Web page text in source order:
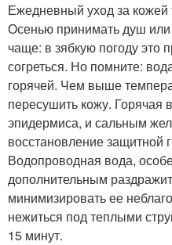
Ежедневный уход за кожей
Осенью принимать душ или
чаще: в зябкую погоду это
согреться. Но помните:
горячей. Чем выше
пересушить кожу.
эпидермиса, и сальным
восстановление защитной
Водопроводная вода,
дополнительным
минимизировать ее
нежиться под теплыми
15 минут.